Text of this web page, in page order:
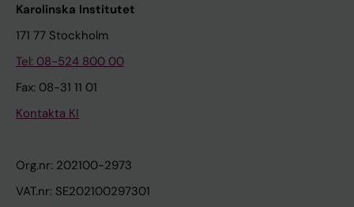
Karolinska Institutet
171 77 Stockholm
Tel: 08-524 800 00
Fax: 08-31 11 01
Kontakta KI
Org.nr: 202100-2973
VAT.nr: SE202100297301